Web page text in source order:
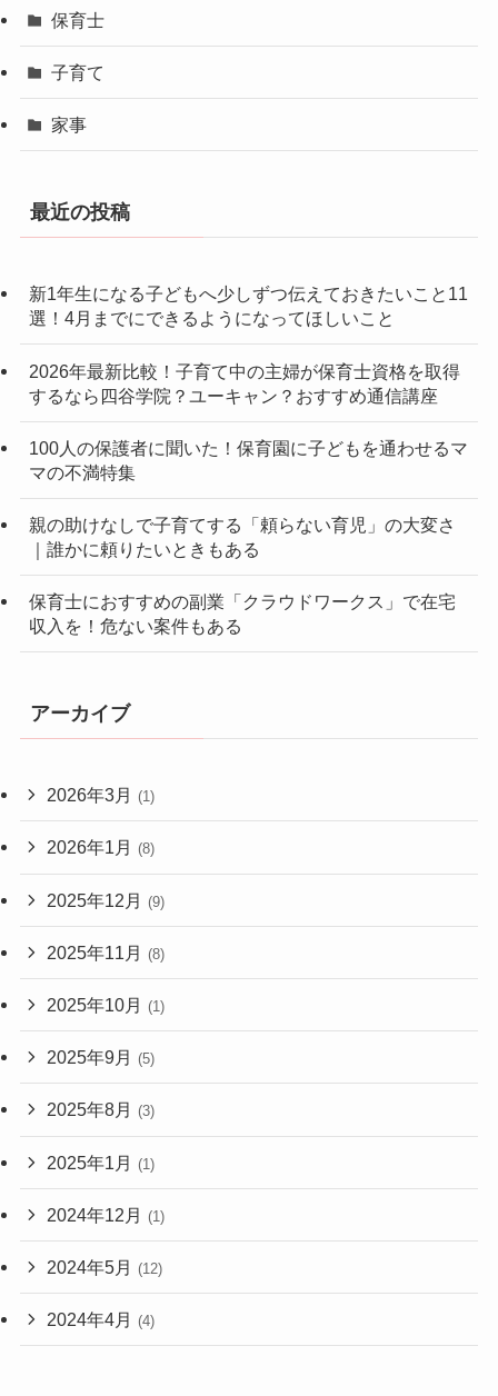
保育士
子育て
家事
最近の投稿
新1年生になる子どもへ少しずつ伝えておきたいこと11
選！4月までにできるようになってほしいこと
2026年最新比較！子育て中の主婦が保育士資格を取得
するなら四谷学院？ユーキャン？おすすめ通信講座
100人の保護者に聞いた！保育園に子どもを通わせるマ
マの不満特集
親の助けなしで子育てする「頼らない育児」の大変さ
｜誰かに頼りたいときもある
保育士におすすめの副業「クラウドワークス」で在宅
収入を！危ない案件もある
アーカイブ
2026年3月 (1)
2026年1月 (8)
2025年12月 (9)
2025年11月 (8)
2025年10月 (1)
2025年9月 (5)
2025年8月 (3)
2025年1月 (1)
2024年12月 (1)
2024年5月 (12)
2024年4月 (4)